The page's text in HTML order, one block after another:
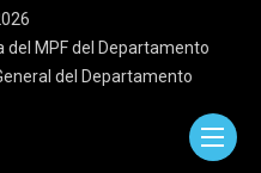
del MPF del Departamento
del Departamento